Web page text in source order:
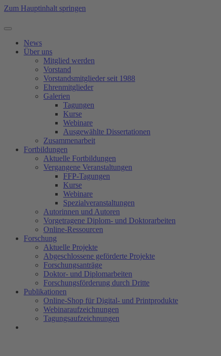
Zum Hauptinhalt springen
News
Über uns
Mitglied werden
Vorstand
Vorstandsmitglieder seit 1988
Ehrenmitglieder
Galerien
Tagungen
Kurse
Webinare
Ausgewählte Dissertationen
Zusammenarbeit
Fortbildungen
Aktuelle Fortbildungen
Vergangene Veranstaltungen
FFP-Tagungen
Kurse
Webinare
Spezialveranstaltungen
Autorinnen und Autoren
Vorgetragene Diplom- und Doktorarbeiten
Online-Ressourcen
Forschung
Aktuelle Projekte
Abgeschlossene geförderte Projekte
Forschungsanträge
Doktor- und Diplomarbeiten
Forschungsförderung durch Dritte
Publikationen
Online-Shop für Digital- und Printprodukte
Webinaraufzeichnungen
Tagungsaufzeichnungen